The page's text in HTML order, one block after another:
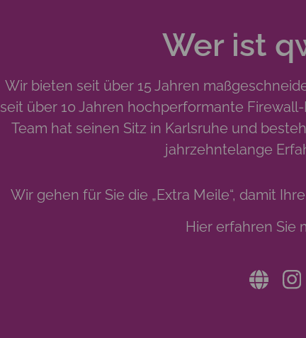
Wer ist
Wir bieten seit über 15 Jahren
seit über 10 Jahren hochperformante
Team hat seinen Sitz in Karlsruhe und
jahrzehntelange
Wir gehen für Sie die „Extra Meile“, damit
Hier erfahren Sie